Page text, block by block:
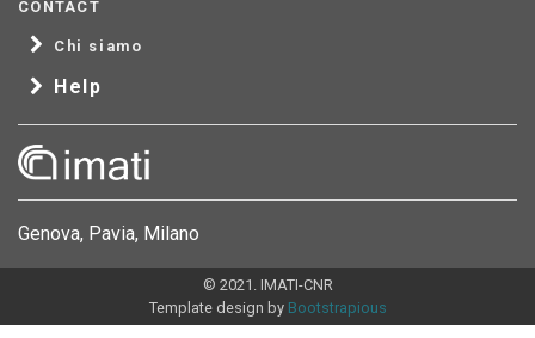
CONTACT
Chi siamo
Help
Genova, Pavia, Milano
© 2021. IMATI-CNR
Template design by Bootstrapious